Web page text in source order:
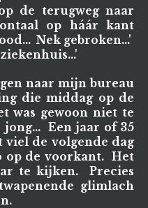
de terugweg naar
op háár kant
Nek gebroken...'
naar mijn bureau
die middag op de
was gewoon niet te
jong... Een jaar of 35
de volgende dag
op de voorkant. Het
te kijken. Precies
glimlach